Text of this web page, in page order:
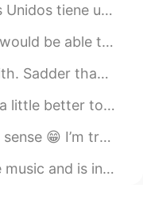
팅!! 엄청 도움되
before ㅋㅋ
partes de América Latina ...
the shape of you. It grows flowe...
light, Lost ere the kindling of ...
to Brighten up your day! The...
you travel last summer? I we...
really recommend the exhibition a...